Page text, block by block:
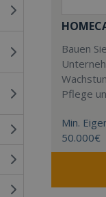
Bauen
Pflege
Min.
50.000€